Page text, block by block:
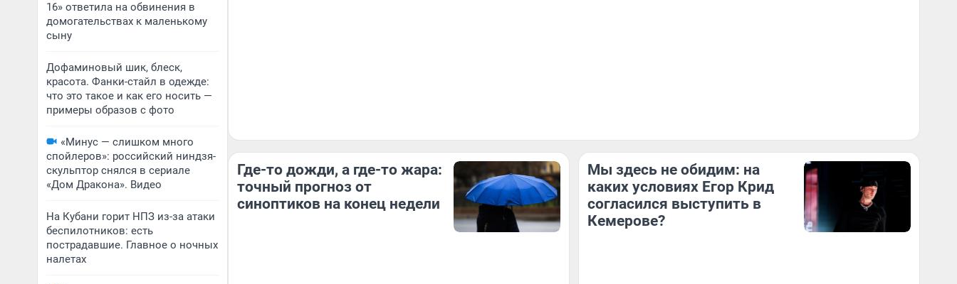
16» ответила на обвинения в
домогательствах к маленькому
сыну
Дофаминовый шик, блеск,
красота. Фанки-стайл в одежде:
что это такое и как его носить —
примеры образов с фото
«Минус — слишком много
спойлеров»: российский ниндзя-
скульптор снялся в сериале
«Дом Дракона». Видео
На Кубани горит НПЗ из-за атаки
беспилотников: есть
пострадавшие. Главное о ночных
налетах
Где-то дожди, а где-то жара:
точный прогноз от
синоптиков на конец недели
Мы здесь не обидим: на
каких условиях Егор Крид
согласился выступить в
Кемерове?